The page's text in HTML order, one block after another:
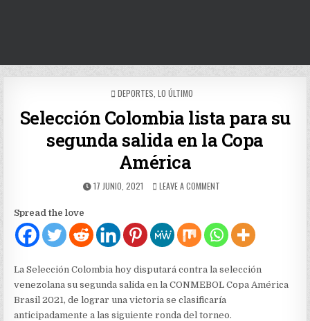
POSTED
DEPORTES LO ÚLTIMO
Selección Colombia lista para su
segunda salida en la Copa
América
PUBLISHED
17 JUNIO, 2021 LEAVE A COMMENT
LISTA
PARA
SU
SALIDA
EN
LA
COPA
AMÉRICA
Spread the love
La Selección Colombia hoy disputará contra la selección
venezolana su segunda salida en la CONMEBOL Copa América
Brasil 2021, de lograr una victoria se clasificaría
anticipadamente a las siguiente ronda del torneo.